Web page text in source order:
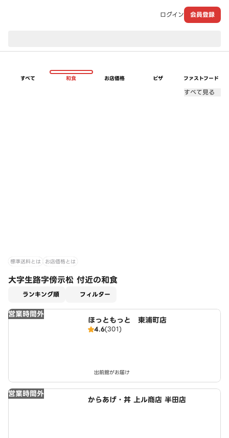
ログイン 会員登録
すべて 和食 お店価格 ピザ ファストフード
すべて見る
標準送料とは お店価格とは
大字生路字傍示松 付近の和食
ランキング順 フィルター
営業時間外
ほっともっと 東浦町店
4.6(301)
出前館がお届け
営業時間外
からあげ・丼 上ル商店 半田店